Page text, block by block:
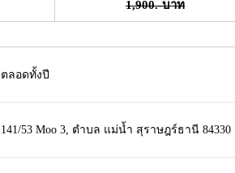
1,900.-บาท
ตลอดทั้งปี
141/53 Moo 3, ตำบล แม่น้ำ สุราษฎร์ธานี 84330